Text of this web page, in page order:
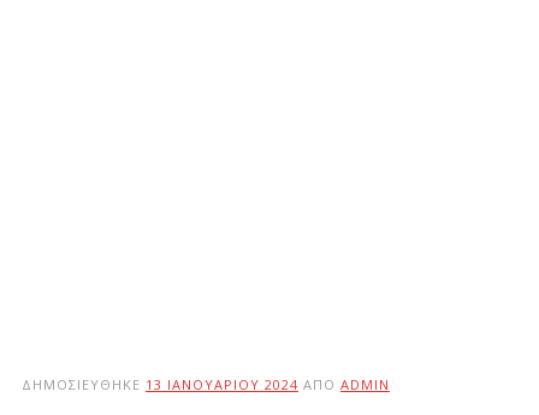
ΔΗΜΟΣΙΕΎΘΗΚΕ 13 ΙΑΝΟΥΑΡΊΟΥ 2024 ΑΠΌ ADMIN